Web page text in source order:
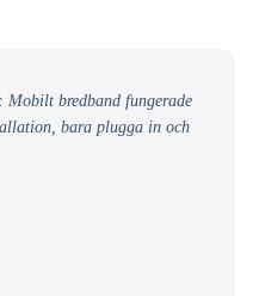
Mobilt bredband fungerade
bara plugga in och